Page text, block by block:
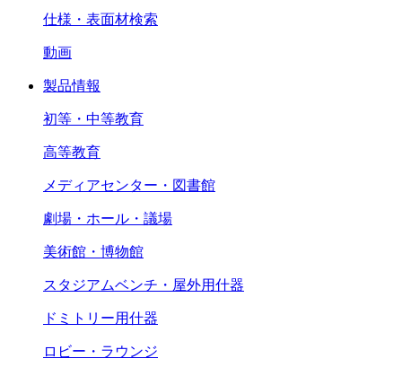
仕様・表面材検索
動画
製品情報
初等・中等教育
高等教育
メディアセンター・図書館
劇場・ホール・議場
美術館・博物館
スタジアムベンチ・屋外用什器
ドミトリー用什器
ロビー・ラウンジ